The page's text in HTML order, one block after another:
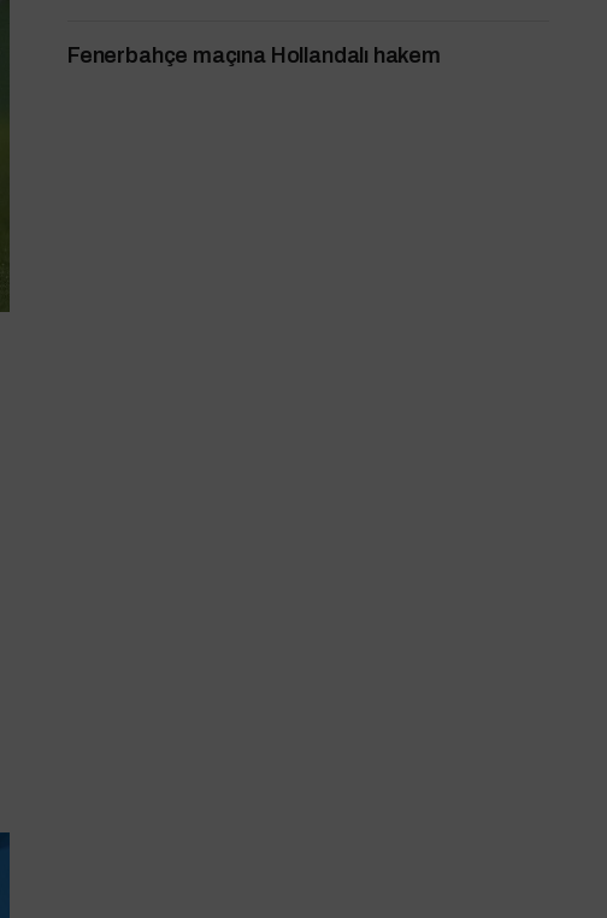
Fenerbahçe maçına Hollandalı hakem